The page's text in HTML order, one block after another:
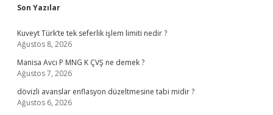
Sidebar
Son Yazılar
Kuveyt Türk’te tek seferlik işlem limiti nedir ?
Ağustos 8, 2026
Manisa Avcı P MNG K ÇVŞ ne demek ?
Ağustos 7, 2026
dövizli avanslar enflasyon düzeltmesine tabi midir ?
Ağustos 6, 2026